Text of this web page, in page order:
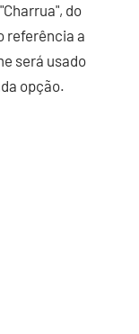
do
referência a
será usado
opção.